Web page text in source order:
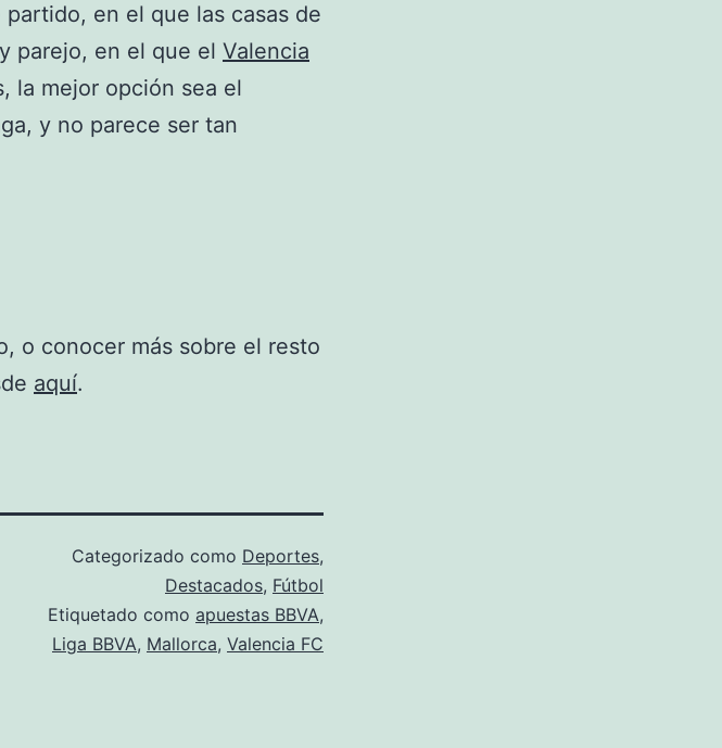
en el que las casas de
parejo, en el que el Valencia
la mejor opción sea el
y no parece ser tan
o conocer más sobre el resto
aquí.
Categorizado como Deportes,
Destacados, Fútbol
Etiquetado como apuestas BBVA,
Liga BBVA, Mallorca, Valencia FC